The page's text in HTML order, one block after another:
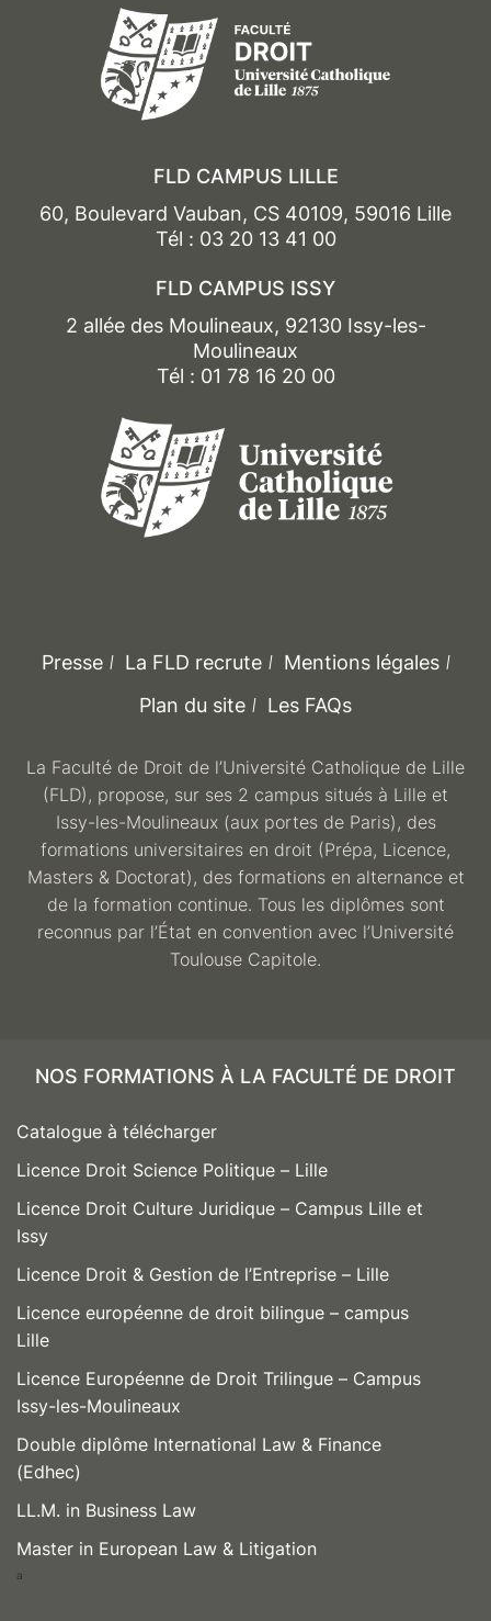
FLD CAMPUS LILLE
60, Boulevard Vauban, CS 40109, 59016 Lille
Tél : 03 20 13 41 00
FLD CAMPUS ISSY
2 allée des Moulineaux, 92130 Issy-les-
Moulineaux
Tél : 01 78 16 20 00
Presse La FLD recrute
Mentions légales
Plan du site
Les FAQs
La Faculté de Droit de l’Université Catholique de Lille
(FLD), propose, sur ses 2 campus situés à Lille et
Issy-les-Moulineaux (aux portes de Paris), des
formations universitaires en droit (Prépa, Licence,
Masters & Doctorat), des formations en alternance et
de la formation continue. Tous les diplômes sont
reconnus par l’État en convention avec l’Université
Toulouse Capitole.
NOS FORMATIONS À LA FACULTÉ DE DROIT
Catalogue à télécharger
Licence Droit Science Politique – Lille
Licence Droit Culture Juridique – Campus Lille et
Issy
Licence Droit & Gestion de l’Entreprise – Lille
Licence européenne de droit bilingue – campus
Lille
Licence Européenne de Droit Trilingue – Campus
Issy-les-Moulineaux
Double diplôme International Law & Finance
(Edhec)
LL.M. in Business Law
Master in European Law & Litigation
a